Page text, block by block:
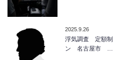
2025.9.26
浮気調査 定額制
ン 名古屋市 …